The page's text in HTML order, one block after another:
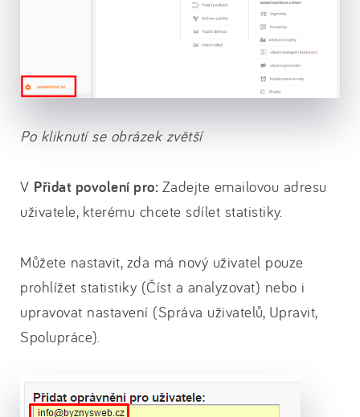
Po kliknutí se obrázek zvětší
V Přidat povolení pro: Zadejte emailovou adresu
uživatele, kterému chcete sdílet statistiky.
Můžete nastavit, zda má nový uživatel pouze
prohlížet statistiky (Číst a analyzovat) nebo i
upravovat nastavení (Správa uživatelů, Upravit,
Spolupráce).